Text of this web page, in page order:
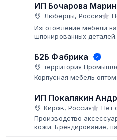
ИП Бочарова
Люберцы, Россия
Изготовление мебели
шпонированных
объёмы.
Б2Б Фабрика
территория
Корпусная мебель оптом
ИП Покалякин
Киров, Россия
Нет
Производство
кожи. Брендирование,